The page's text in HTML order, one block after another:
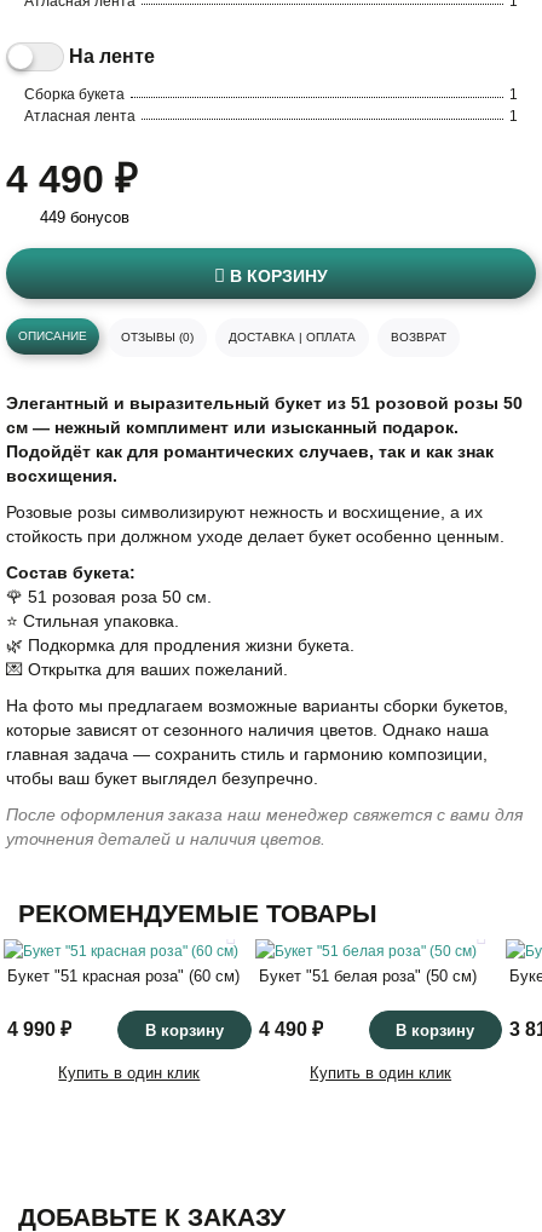
На ленте
Сборка букета
1
Атласная лента
1
4 490 ₽
449 бонусов
В КОРЗИНУ
ОПИСАНИЕ ОТЗЫВЫ (0) ДОСТАВКА | ОПЛАТА ВОЗВРАТ
Элегантный и выразительный букет из 51 розовой розы 50
см — нежный комплимент или изысканный подарок.
Подойдёт как для романтических случаев, так и как знак
восхищения.
Розовые розы символизируют нежность и восхищение, а их
стойкость при должном уходе делает букет особенно ценным.
Состав букета:
🌹 51 розовая роза 50 см.
⭐️ Стильная упаковка.
🌿 Подкормка для продления жизни букета.
💌 Открытка для ваших пожеланий.
На фото мы предлагаем возможные варианты сборки букетов,
которые зависят от сезонного наличия цветов. Однако наша
главная задача — сохранить стиль и гармонию композиции,
чтобы ваш букет выглядел безупречно.
После оформления заказа наш менеджер свяжется с вами для
уточнения деталей и наличия цветов.
РЕКОМЕНДУЕМЫЕ ТОВАРЫ
Букет "51 красная роза" (60 см)
4 990 ₽ В корзину
Купить в один клик
Букет "51 белая роза" (50 см)
4 490 ₽ В корзину
Купить в один клик
3
ДОБАВЬТЕ К ЗАКАЗУ